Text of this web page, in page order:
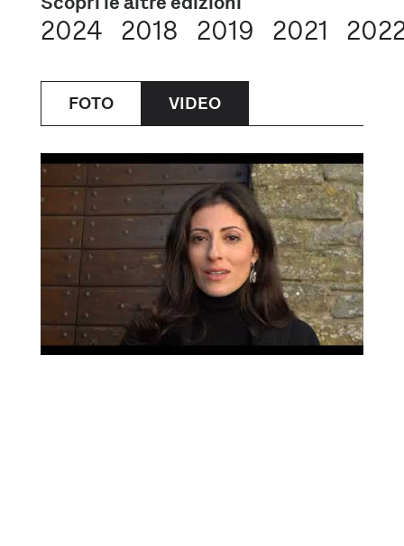
2024 2018 2019 2021
FOTO VIDEO